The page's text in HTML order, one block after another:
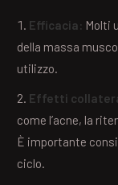
Efficacia: Molti
della massa
utilizzo.
Effetti
come l’acne, la
È importante
ciclo.